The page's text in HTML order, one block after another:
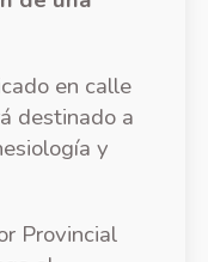
en calle
destinado a
y
Provincial